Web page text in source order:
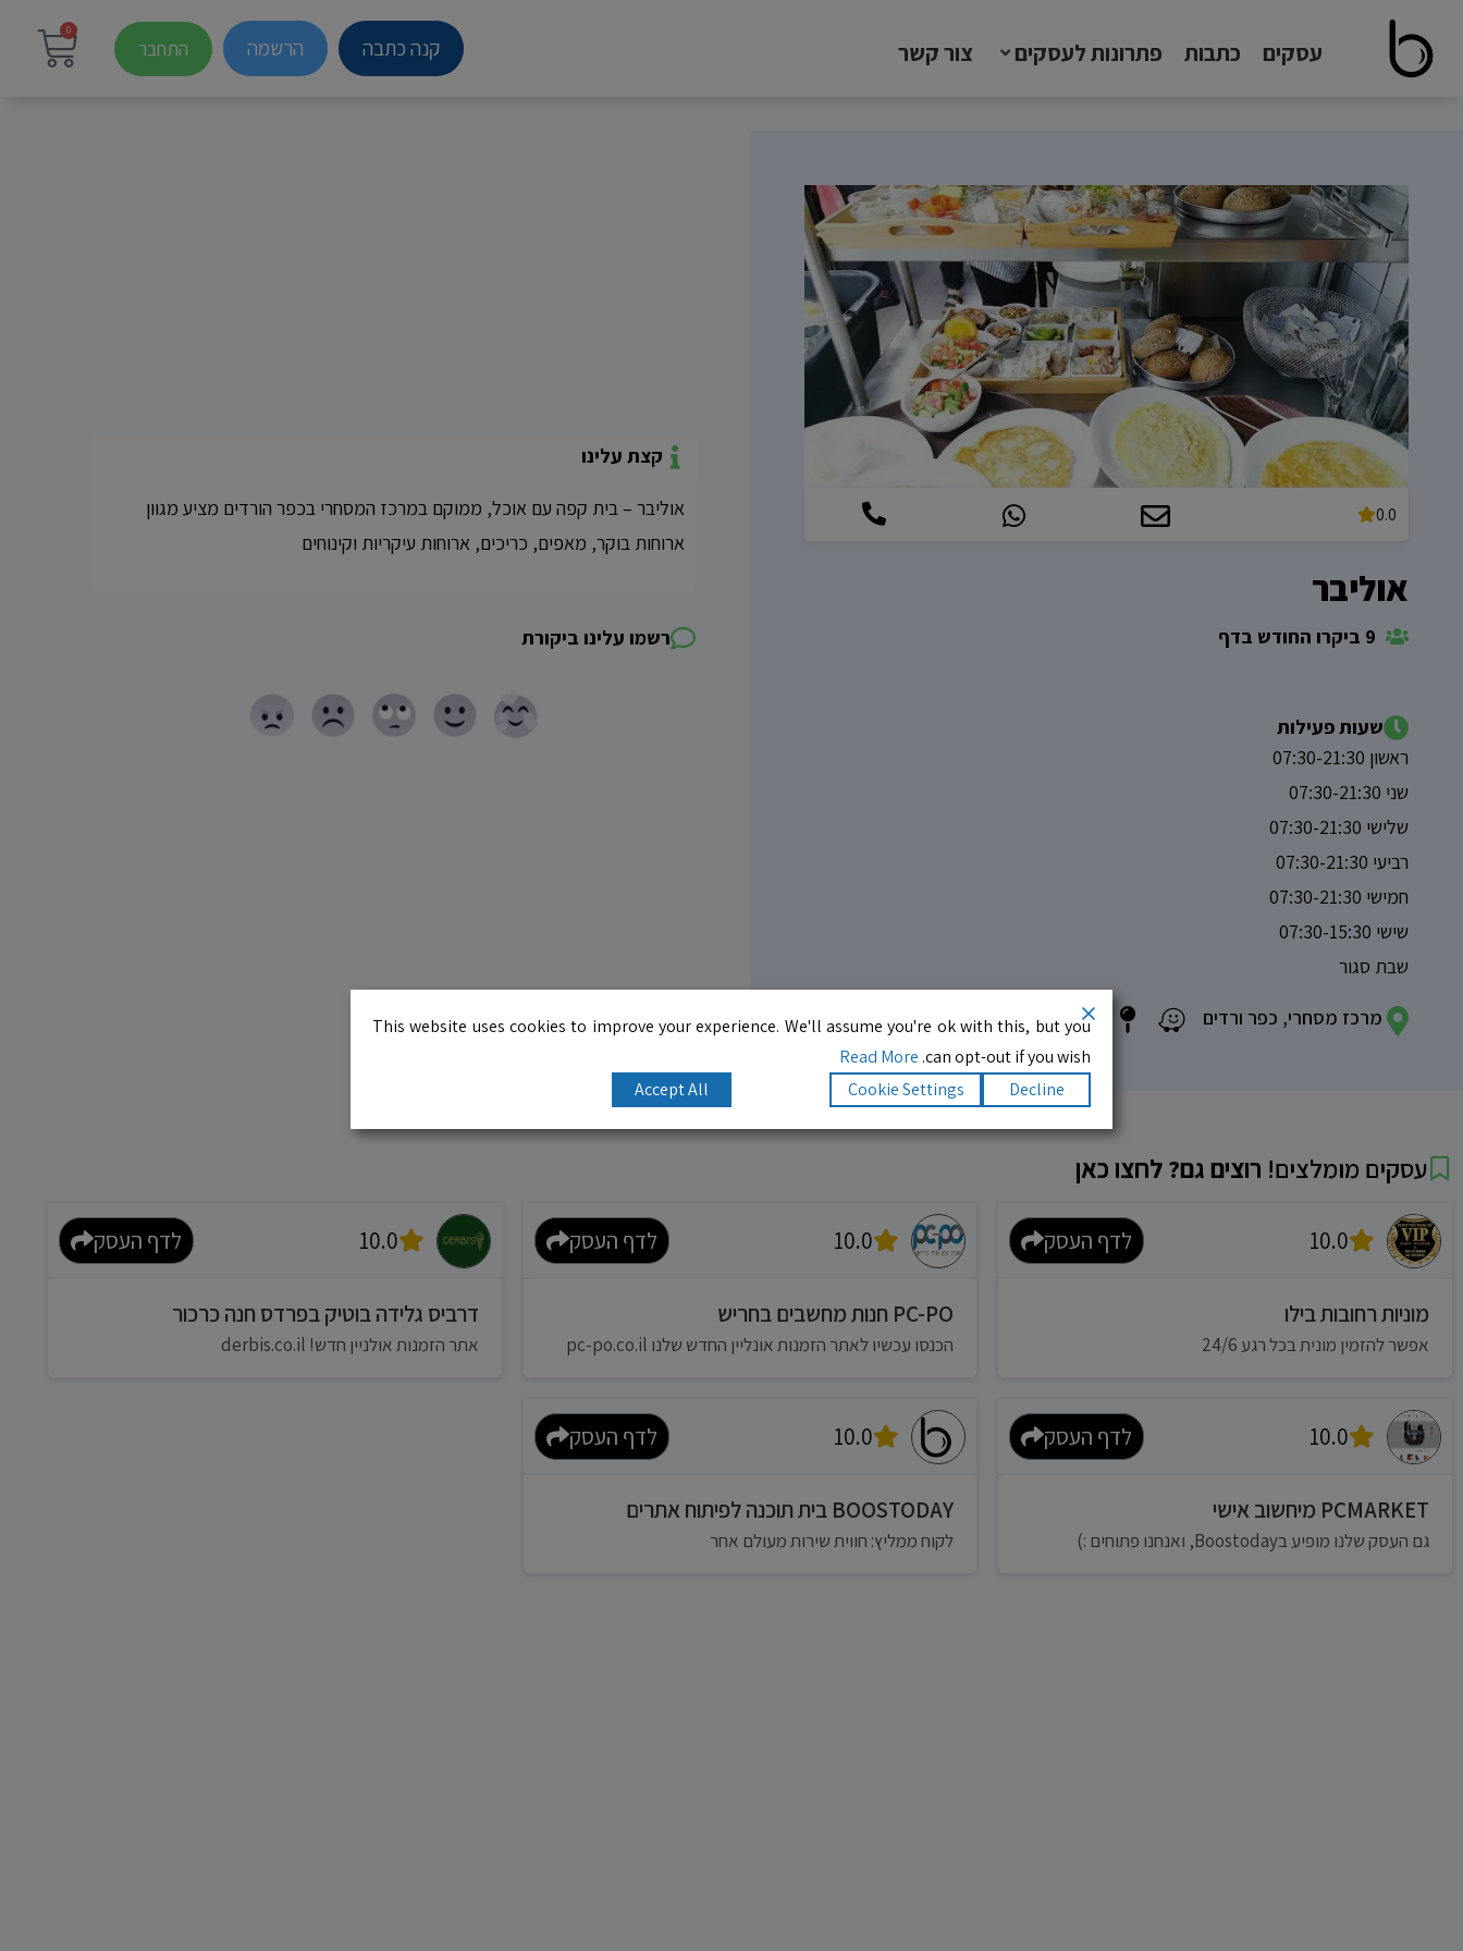
עסקים כתבות פתרונות לעסקים צור קשר קנה כתבה הרשמה התחבר
0
0.0
אוליבר
שעות פעילות
ראשון 07:30-21:30
שני 07:30-21:30
שלישי 07:30-21:30
רביעי 07:30-21:30
חמישי 07:30-21:30
שישי 07:30-15:30
שבת סגור
מרכז מסחרי, כפר ורדים
קצת עלינו
אוליבר – בית קפה עם אוכל, ממוקם במרכז המסחרי בכפר הורדים מציע מגוון
ארוחות בוקר, מאפים, כריכים, ארוחות עיקריות וקינוחים
רשמו עלינו ביקורת
עסקים מומלצים! רוצים גם? לחצו כאן
10.0 לדף העסק
מוניות רחובות בילו
אפשר להזמין מונית בכל רגע 24/6
10.0 לדף העסק
PC-PO חנות מחשבים בחריש
הכנסו עכשיו לאתר הזמנות אונליין החדש שלנו pc-po.co.il
10.0 לדף העסק
דרביס גלידה בוטיק בפרדס חנה כרכור
אתר הזמנות אולניין חדש! derbis.co.il
10.0 לדף העסק
PCMARKET מיחשוב אישי
גם העסק שלנו מופיע בBoostoday, ואנחנו פתוחים :)
10.0 לדף העסק
BOOSTODAY בית תוכנה לפיתוח אתרים
לקוח ממליץ: חווית שירות מעולם אחר
This website uses cookies to improve your experience. We'll assume you're ok with this, but you
can opt-out if you wish.
Read More
Decline
Cookie Settings
Accept All